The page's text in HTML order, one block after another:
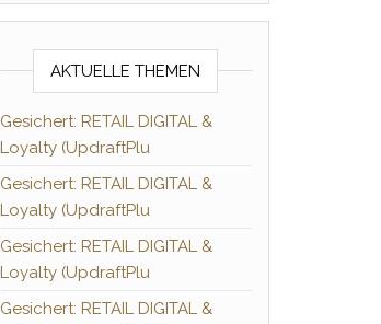
AKTUELLE THEMEN
Gesichert: RETAIL DIGITAL &
Loyalty (UpdraftPlu
Gesichert: RETAIL DIGITAL &
Loyalty (UpdraftPlu
Gesichert: RETAIL DIGITAL &
Loyalty (UpdraftPlu
Gesichert: RETAIL DIGITAL &